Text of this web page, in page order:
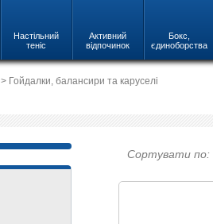
Настільний
теніс
Активний
відпочинок
Бокс,
єдиноборства
> Гойдалки, балансири та каруселі
Сортувати по: